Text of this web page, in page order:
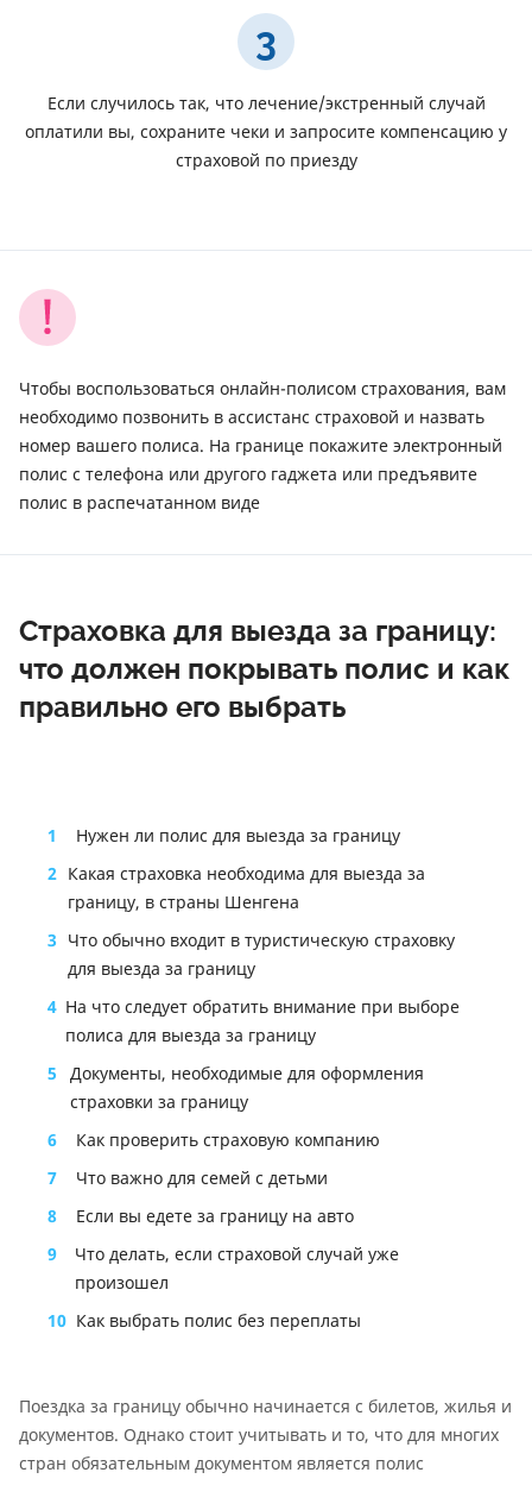
3
Если случилось так, что лечение/экстренный случай
оплатили вы, сохраните чеки и запросите компенсацию у
страховой по приезду
Чтобы воспользоваться онлайн-полисом страхования, вам
необходимо позвонить в ассистанс страховой и назвать
номер вашего полиса. На границе покажите электронный
полис с телефона или другого гаджета или предъявите
полис в распечатанном виде
Страховка для выезда за границу:
что должен покрывать полис и как
правильно его выбрать
1
Нужен ли полис для выезда за границу
2 Какая страховка необходима для выезда за
границу, в страны Шенгена
3 Что обычно входит в туристическую страховку
для выезда за границу
4 На что следует обратить внимание при выборе
полиса для выезда за границу
5
Документы, необходимые для оформления
страховки за границу
6
Как проверить страховую компанию
7
Что важно для семей с детьми
8
Если вы едете за границу на авто
9
Что делать, если страховой случай уже
произошел
10 Как выбрать полис без переплаты
Поездка за границу обычно начинается с билетов, жилья и
документов. Однако стоит учитывать и то, что для многих
стран обязательным документом является полис